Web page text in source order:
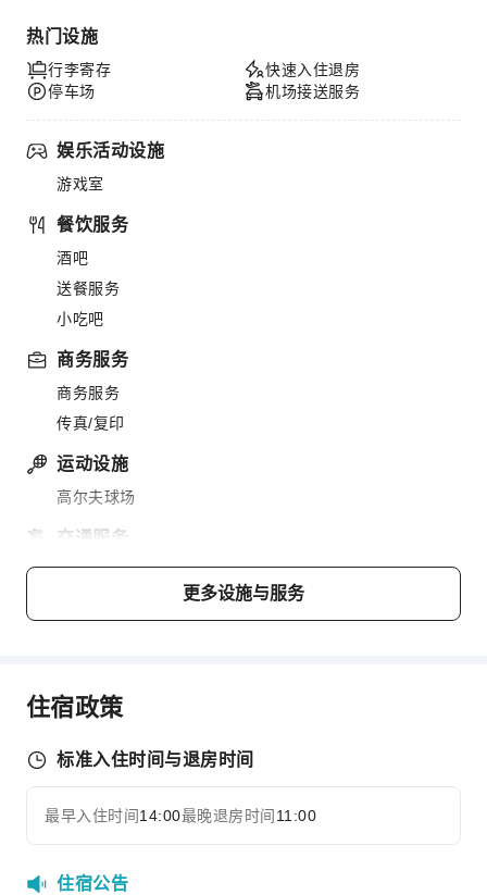
热门设施
行李寄存
停车场
快速入住退房
机场接送服务
娱乐活动设施
游戏室
餐饮服务
酒吧
送餐服务
小吃吧
商务服务
商务服务
传真/复印
运动设施
高尔夫球场
交通服务
机场接送服务
公共区域设施
公用区wifi
停车场
上网服务
公共休息室/电视室
展开全部
更多设施与服务
住宿政策
标准入住时间与退房时间
最早入住时间14:00最晚退房时间 11:00
住宿公告